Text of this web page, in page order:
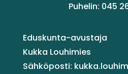
Puhelin: 045
Eduskunta-avustaja
Kukka Louhimies
Sähköposti: